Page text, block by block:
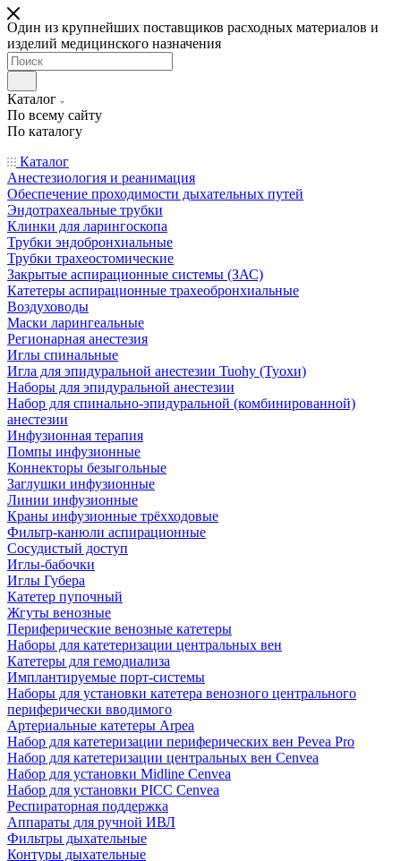
Один из крупнейших поставщиков расходных материалов и
изделий медицинского назначения
Каталог
По всему сайту
По каталогу
Каталог
Анестезиология и реанимация
Обеспечение проходимости дыхательных путей
Эндотрахеальные трубки
Клинки для ларингоскопа
Трубки эндобронхиальные
Трубки трахеостомические
Закрытые аспирационные системы (ЗАС)
Катетеры аспирационные трахеобронхиальные
Воздуховоды
Маски ларингеальные
Регионарная анестезия
Иглы спинальные
Игла для эпидуральной анестезии Tuohy (Туохи)
Наборы для эпидуральной анестезии
Набор для спинально-эпидуральной (комбинированной)
анестезии
Инфузионная терапия
Помпы инфузионные
Коннекторы безыгольные
Заглушки инфузионные
Линии инфузионные
Краны инфузионные трёхходовые
Фильтр-канюли аспирационные
Сосудистый доступ
Иглы-бабочки
Иглы Губера
Катетер пупочный
Жгуты венозные
Периферические венозные катетеры
Наборы для катетеризации центральных вен
Катетеры для гемодиализа
Имплантируемые порт‑системы
Наборы для установки катетера венозного центрального
периферически вводимого
Артериальные катетеры Arpea
Набор для катетеризации периферических вен Pevea Pro
Набор для катетеризации центральных вен Cenvea
Набор для установки Midline Cenvea
Набор для установки PICC Cenvea
Респираторная поддержка
Аппараты для ручной ИВЛ
Фильтры дыхательные
Контуры дыхательные